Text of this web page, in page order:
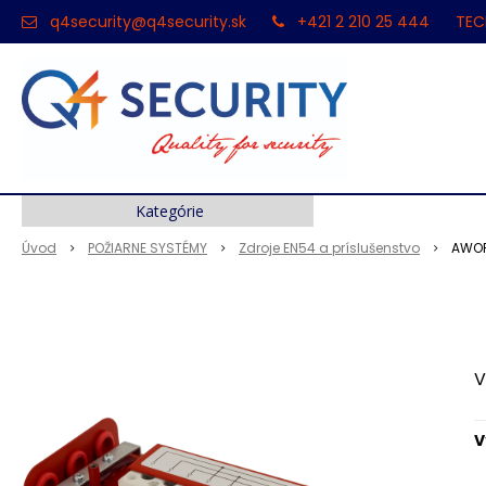
q4security@q4security.sk +421 2 210 25 444
Úvod POŽIARNE SYSTÉMY Zdroje EN54 a príslušenstvo
Kategórie